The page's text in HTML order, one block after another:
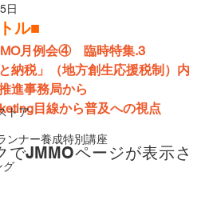
トア
ンナー養成特別講座
グ
日
ル■
月例会④　臨時特集.3
納税」（地方創生応援税制）内
進事務局から
目線から普及への視点
でJMMOページが表示さ